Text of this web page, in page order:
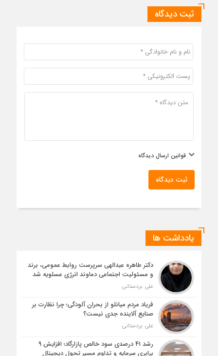
ثبت دیدگاه
قوانین ارسال دیدگاه
ثبت دیدگاه
یادداشت ها
دکتر طاهره عبدالهی سرپرست روابط عمومی، برند
و مسئولیت اجتماعی دماوند انرژی عسلویه شد
علی بردستانی
فریاد مردم میانلو از بحران آلودگی؛ چرا نظارت بر
صنایع آلاینده جدی نیست؟
علی بردستانی
رشد ۴۱ درصدی سود خالص پازارگاد؛ افزایش ۹
برابری سرمایه و تداوم مسیر تحول دیجیتال